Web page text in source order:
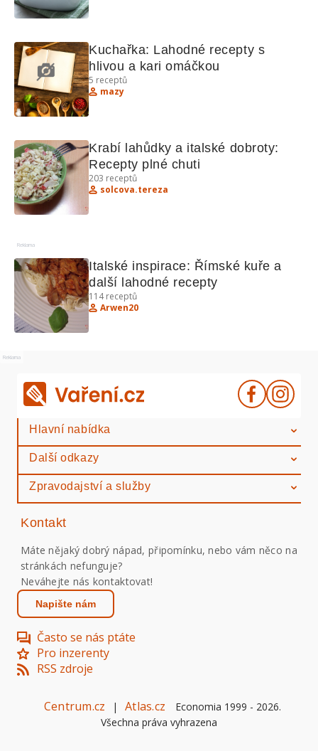
Kuchařka: Lahodné recepty s
hlivou a kari omáčkou
5 receptů
mazy
Krabí lahůdky a italské dobroty:
Recepty plné chuti
203 receptů
solcova.tereza
Reklama
Italské inspirace: Římské kuře a
další lahodné recepty
114receptů
Arwen20
Reklama
Hlavní nabídka
Další odkazy
Zpravodajství a služby
Kontakt
Máte nějaký dobrý nápad, připomínku, nebo vám něco na
stránkách nefunguje?
Neváhejte nás kontaktovat!
Napište nám
Často se nás ptáte
Pro inzerenty
RSS zdroje
Centrum.cz | Atlas.cz Economia 1999 - 2026.
Všechna práva vyhrazena